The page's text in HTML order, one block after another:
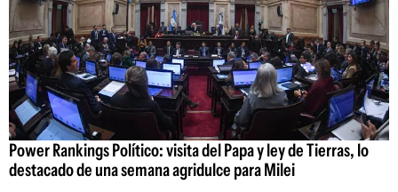
Power Rankings Político: visita del Papa y ley de Tierras, lo
destacado de una semana agridulce para Milei